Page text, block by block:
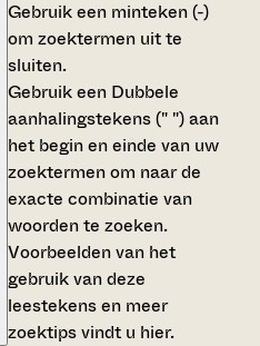
Gebruik een minteken (-)
om zoektermen uit te
sluiten.
Gebruik een Dubbele
aanhalingstekens (" ")aan
het begin en einde van uw
zoektermen om naar de
exacte combinatie van
woorden te zoeken.
Voorbeelden van het
gebruik van deze
leestekens en meer
zoektips vindt u hier.